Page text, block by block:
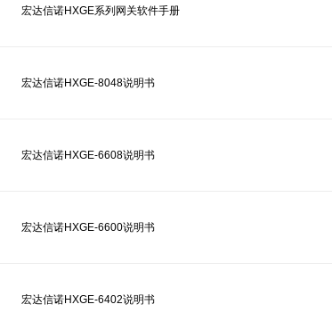
宏达信诺HXGE系列网关软件手册
宏达信诺HXGE-8048说明书
宏达信诺HXGE-6608说明书
宏达信诺HXGE-6600说明书
宏达信诺HXGE-6402说明书